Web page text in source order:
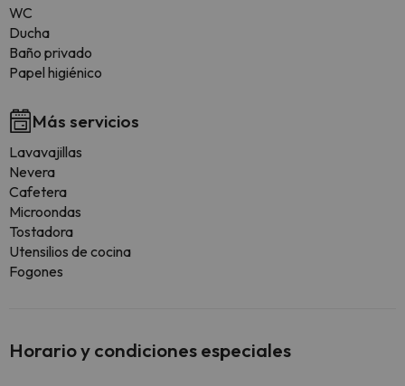
WC
Ducha
Baño privado
Papel higiénico
Más servicios
Lavavajillas
Nevera
Cafetera
Microondas
Tostadora
Utensilios de cocina
Fogones
Horario y condiciones especiales